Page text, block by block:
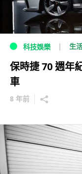
科技娛樂 生
保時捷 70 週年
車
8 年前